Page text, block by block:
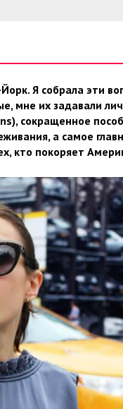
Я собрала эти
мне их задавали
сокращенное
а самое
кто покоряет